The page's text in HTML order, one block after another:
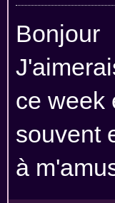
Bonjour
ce week
souvent
à